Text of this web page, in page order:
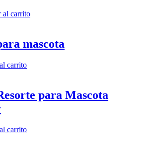
al carrito
mascota
carrito
para Mascota
carrito